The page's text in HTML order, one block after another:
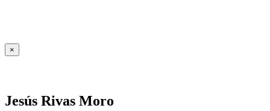
×
Jesús Rivas Moro